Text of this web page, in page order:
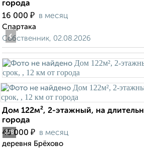
города
16 000 ₽ в месяц
Спартака
Собственник, 02.08.2026
2/8
‹
Дом 122м², 2-этажный, на
города
45 000 ₽ в месяц
деревня Брёхово